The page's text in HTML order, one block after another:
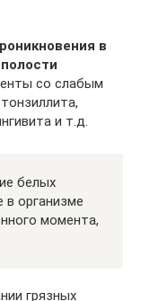
в
со слабым
и т.д.
белых
организме
момента,
грязных